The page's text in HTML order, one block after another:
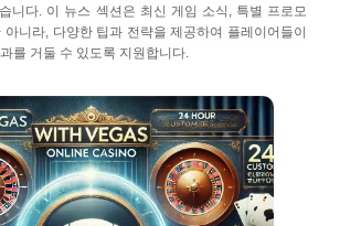
니다. 이 뉴스 섹션은 최신 게임 소식, 특별 프로모
니라, 다양한 팁과 전략을 제공하여 플레이어들이
를 거둘 수 있도록 지원합니다.